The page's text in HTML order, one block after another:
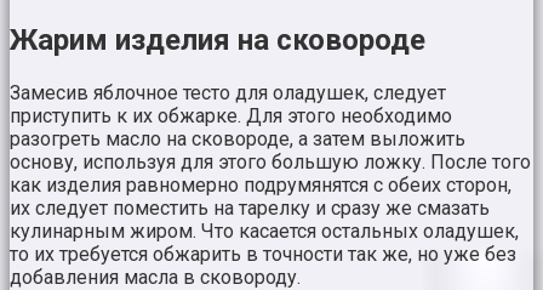
Жарим изделия на сковороде
Замесив яблочное тесто для оладушек, следует
приступить к их обжарке. Для этого необходимо
разогреть масло на сковороде, а затем выложить
основу, используя для этого большую ложку. После того
как изделия равномерно подрумянятся с обеих сторон,
их следует поместить на тарелку и сразу же смазать
кулинарным жиром. Что касается остальных оладушек,
то их требуется обжарить в точности так же, но уже без
добавления масла в сковороду.